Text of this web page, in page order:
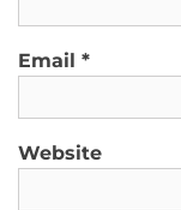
Email *
Website